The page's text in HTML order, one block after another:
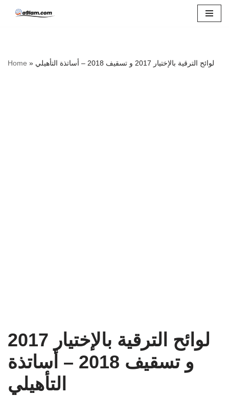
Home » لوائح الترقية بالإختيار 2017 و تسقيف 2018 – أساتذة التأهيلي
لوائح الترقية بالإختيار 2017
و تسقيف 2018 – أساتذة
التأهيلي